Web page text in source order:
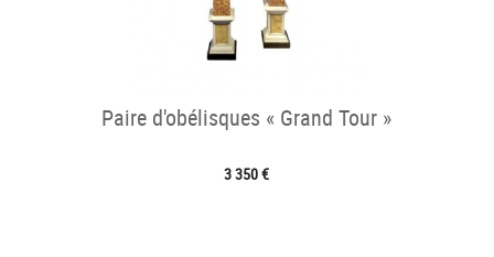
Paire d'obélisques « Grand Tour »
3 350 €